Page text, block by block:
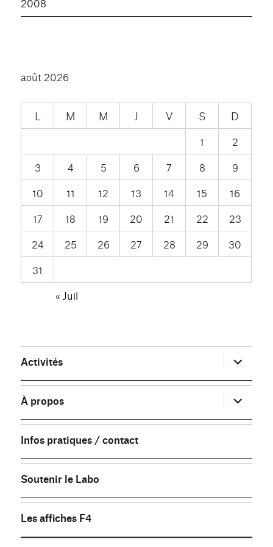
août 2026
L M M J V S
D
1
2
3
4 5 6 7 8
9
10
11 12 13 14 15
16
17
18 19 20 21 22
23
24
25 26 27 28 29
30
31
« Juil
Activités ouvrir
le
sous-
menu
À propos
ouvrir
le
sous-
menu
Infos pratiques / contact
Soutenir le Labo
Les affiches F4